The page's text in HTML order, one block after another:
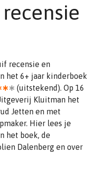
recensie en
het 6+ jaar kinderboek
∗ (uitstekend). Op 16
Kluitman het
Jetten en met
Hier lees je
het boek, de
Dalenberg en over